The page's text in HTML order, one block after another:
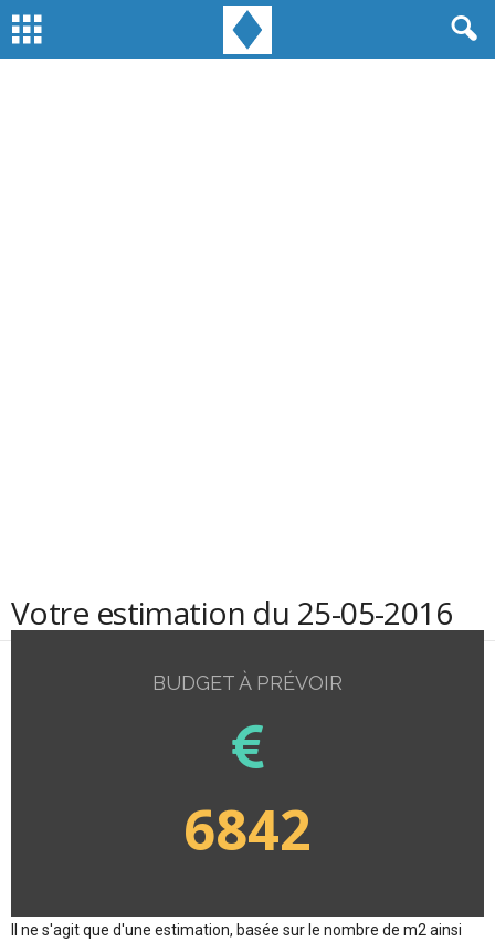
Votre estimation du 25-05-2016
BUDGET À PRÉVOIR
6842
Il ne s'agit que d'une estimation, basée sur le nombre de m2 ainsi